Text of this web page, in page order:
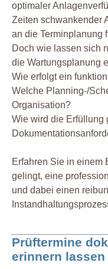
optimaler
Zeiten schwankender
an die Terminplanung
Doch wie lassen sich
die Wartungsplanung
Wie erfolgt ein
Welche Planning-/
Organisation?
Wie wird die Erfüllung
Erfahren Sie in einem
gelingt, eine
und dabei einen
Prüftermine
erinnern lassen